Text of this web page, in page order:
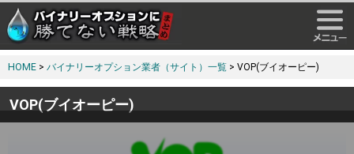
HOME > バイナリーオプション業者（サイト）一覧 > VOP(ブイオーピー)
VOP(ブイオーピー)